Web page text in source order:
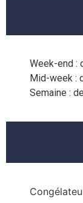
Week-end :
Mid-week :